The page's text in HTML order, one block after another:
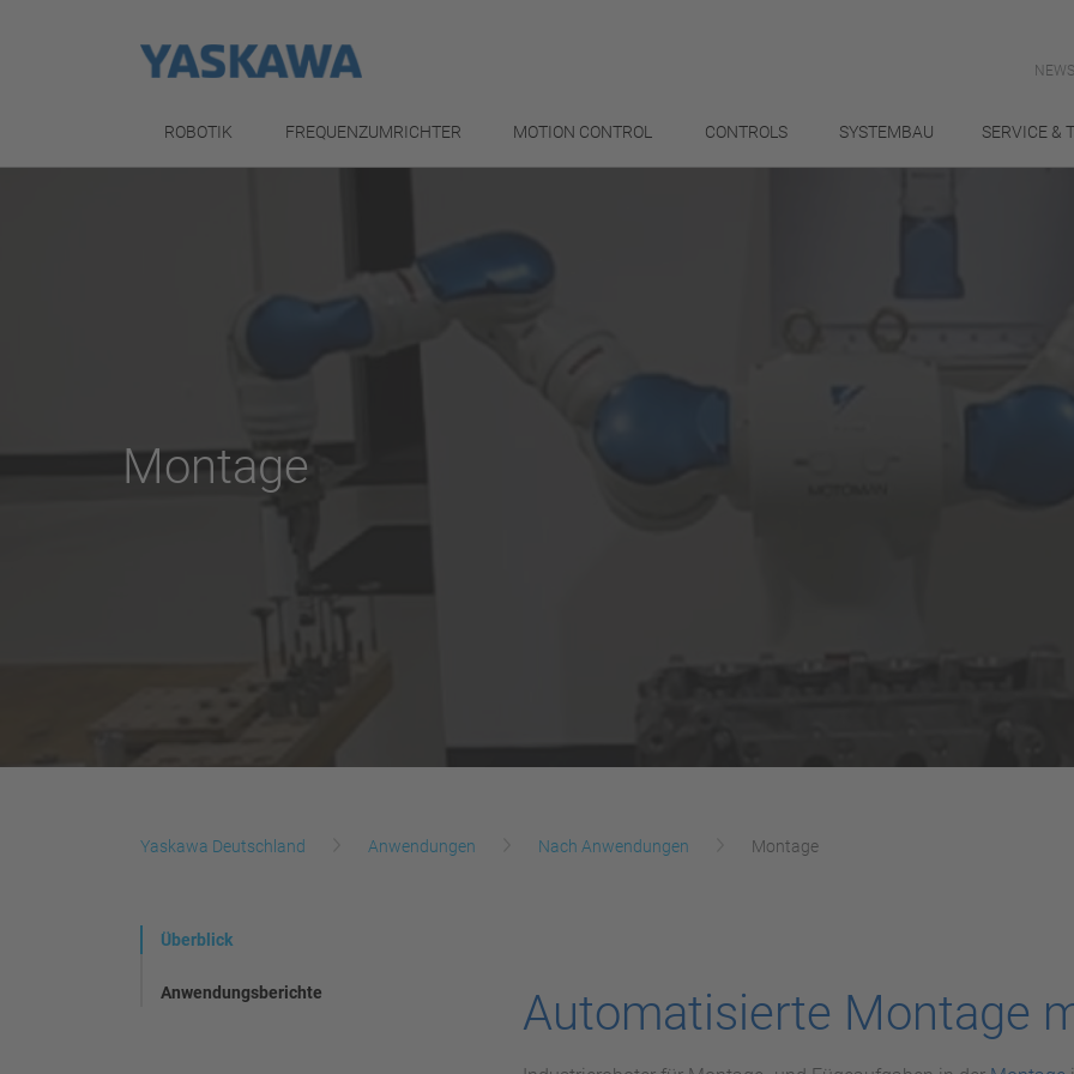
ROBOTIK FREQUENZUMRICHTER MOTION CONTROL CONTROLS SYSTEMBAU SERVICE &
Montage
Yaskawa Deutschland Anwendungen Nach Anwendungen Montage
Überblick
Anwendungsberichte Automatisierte Montage